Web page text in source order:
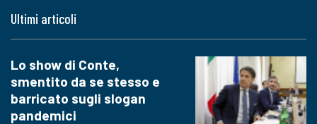
Ultimi articoli
Lo show di Conte,
smentito da se stesso e
barricato sugli slogan
pandemici